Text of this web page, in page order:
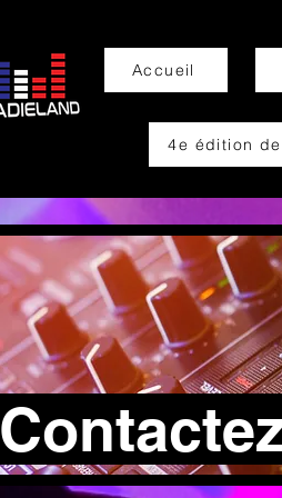
Accueil
4e édition